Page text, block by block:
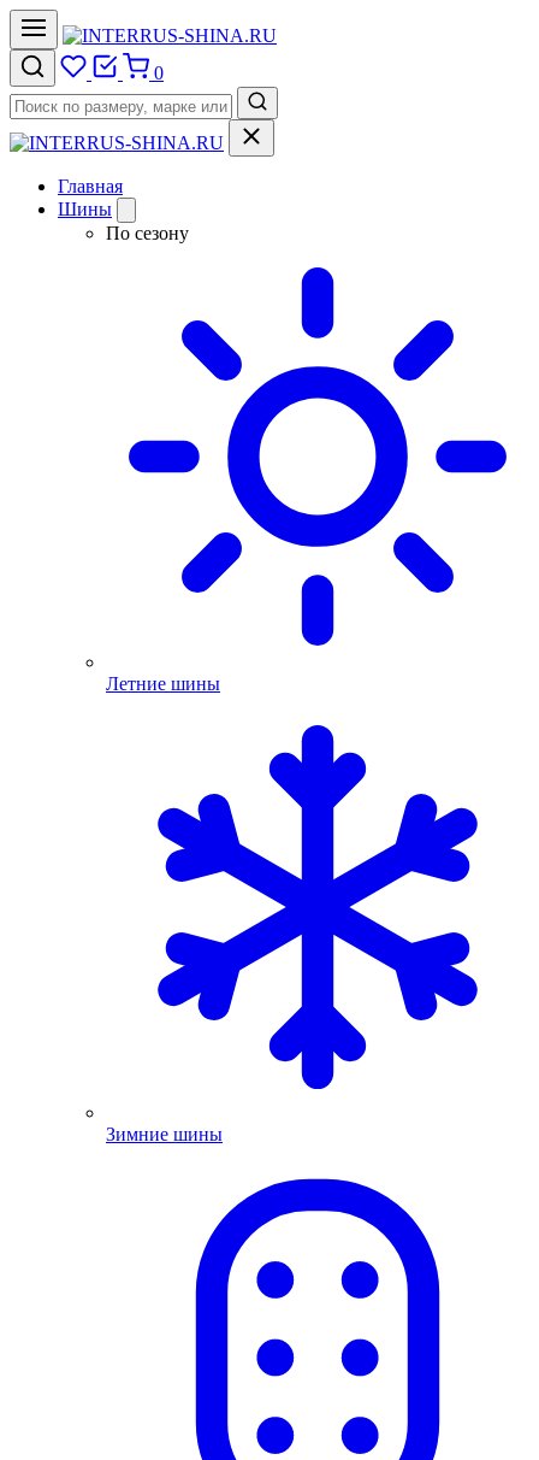
0
Главная
Шины
По сезону
Летние шины
Зимние шины